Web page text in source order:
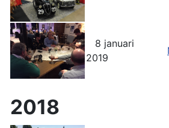
8 januari
2019
2018